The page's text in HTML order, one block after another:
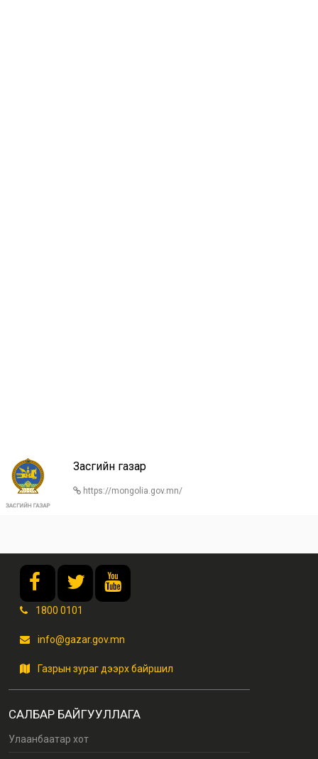
Засгийн газар
https://mongolia.gov.mn/
1800 0101
info@gazar.gov.mn
Газрын зураг дээрх байршил
САЛБАР БАЙГУУЛЛАГА
Улаанбаатар хот